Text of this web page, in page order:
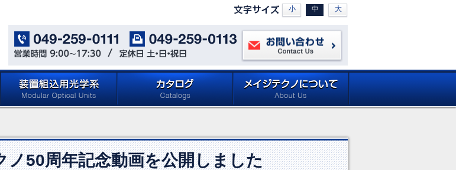
小 中 大
お問い合わせ
Components for Reflected
Light Applications)
ノ50周年記念動画を公開しました